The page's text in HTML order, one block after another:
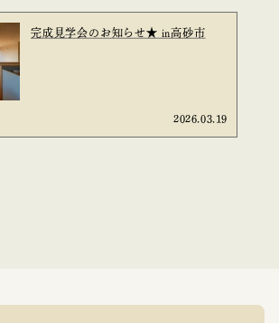
完成見学会のお知らせ★ in高砂市
2026.03.19